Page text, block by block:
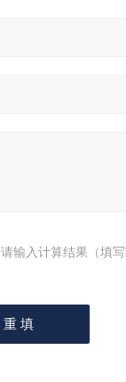
请输入计算结果（填